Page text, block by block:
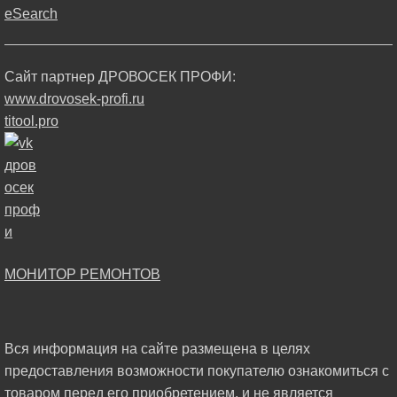
eSearch
Сайт партнер ДРОВОСЕК ПРОФИ:
www.drovosek-profi.ru
titool.pro
МОНИТОР РЕМОНТОВ
Вся информация на сайте размещена в целях
предоставления возможности покупателю ознакомиться с
товаром перед его приобретением, и не является